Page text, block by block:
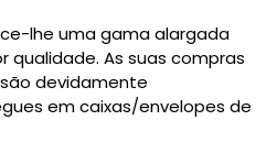
lhe uma gama alargada
qualidade. As suas compras
devidamente
em caixas/envelopes de